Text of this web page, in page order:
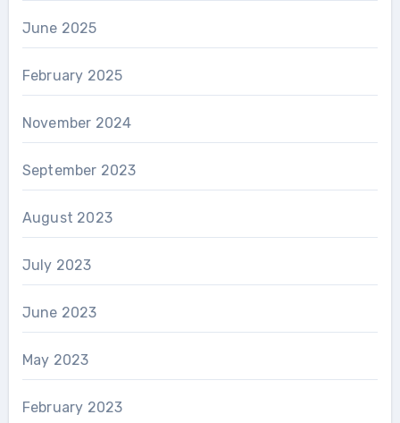
June 2025
February 2025
November 2024
September 2023
August 2023
July 2023
June 2023
May 2023
February 2023